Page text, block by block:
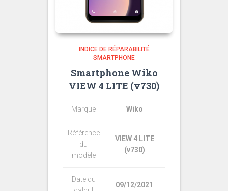
INDICE DE RÉPARABILITÉ
SMARTPHONE
Smartphone Wiko
VIEW 4 LITE (v730)
Marque Wiko
Référence
du
modèle
VIEW 4 LITE
(v730)
Date du
09/12/2021